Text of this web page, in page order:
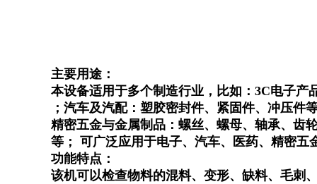
主要用途：
本设备适用于多个制造行业，比如： 3C电子产
；汽车及汽配：塑胶密封件、紧固件、冲压件
精密五金与金属制品：螺丝、螺母、轴承、齿
等； 可广泛应用于电子、汽车、医药、精密五
功能特点 ：
该机可以检查物料的混料、变形、缺料、毛刺